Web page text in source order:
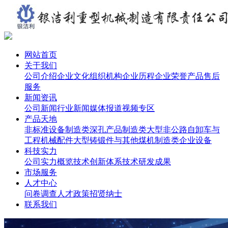
网站首页
关于我们
公司介绍企业文化组织机构企业历程企业荣誉产品售后
服务
新闻资讯
公司新闻行业新闻媒体报道视频专区
产品天地
非标准设备制造类深孔产品制造类大型非公路自卸车与
工程机械配件大型铸锻件与其他煤机制造类企业设备
科技实力
公司实力概览技术创新体系技术研发成果
市场服务
人才中心
问卷调查 人才政策招贤纳士
联系我们